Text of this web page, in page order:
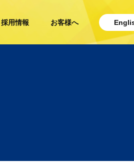
採用情報 お客様へ